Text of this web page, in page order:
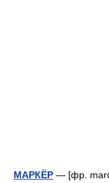
МАРКЁР — [фр.